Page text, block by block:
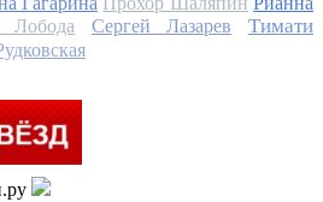
Лобода Сергей Лазарев
Тимати